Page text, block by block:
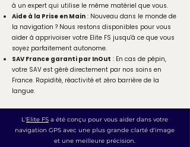
à un expert qui utilise le même matériel que vous.
Aide à la Prise en Main : Nouveau dans le monde de
la navigation ? Nous restons disponibles pour vous
aider à apprivoiser votre Elite FS jusqu'à ce que vous
soyez parfaitement autonome.
SAV France garanti par InOut : En cas de pépin,
votre SAV est géré directement par nos soins en
France. Rapidité, réactivité et zéro barrière de la
langue.
L'Elite FS a été conçu pour vous aider dans votre
navigation GPS avec une plus grande clarté d'image
et une meilleure précision.